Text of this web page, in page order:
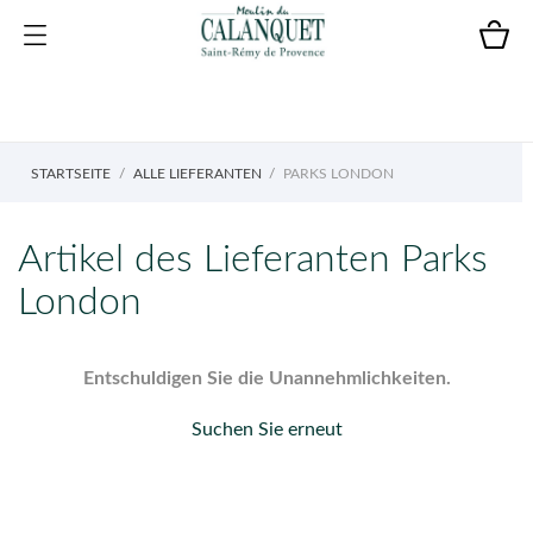
STARTSEITE ALLE LIEFERANTEN PARKS LONDON
Artikel des Lieferanten Parks
London
Entschuldigen Sie die Unannehmlichkeiten.
Suchen Sie erneut